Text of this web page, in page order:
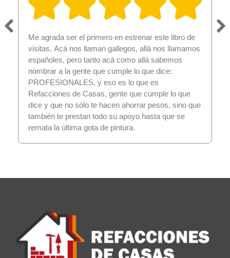
Me agrada ser el primero en estrenar este libro de
visitas. Acá nos llaman gallegos, allá nos llamamos
españoles, pero tanto acá como allá sabemos
nombrar a la gente que cumple lo que dice:
PROFESIONALES, y eso es lo que es
Refacciones de Casas, gente que cumple lo que
dice y que no sólo te hacen ahorrar pesos, sino que
también te prestan todo su apoyo hasta que se
remata la última gota de pintura.